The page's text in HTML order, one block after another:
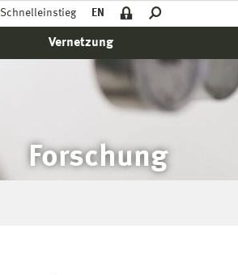
Schnelleinstieg EN
Vernetzung
Forschung